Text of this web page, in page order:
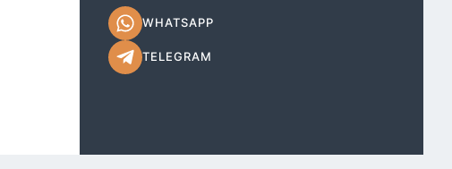
WHATSAPP
TELEGRAM